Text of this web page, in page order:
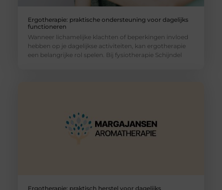
Ergotherapie: praktische ondersteuning voor dagelijks
functioneren
Wanneer lichamelijke klachten of beperkingen invloed
hebben op je dagelijkse activiteiten, kan ergotherapie
een belangrijke rol spelen. Bij fysiotherapie Schijndel
Ergotherapie: praktisch herstel voor dagelijks